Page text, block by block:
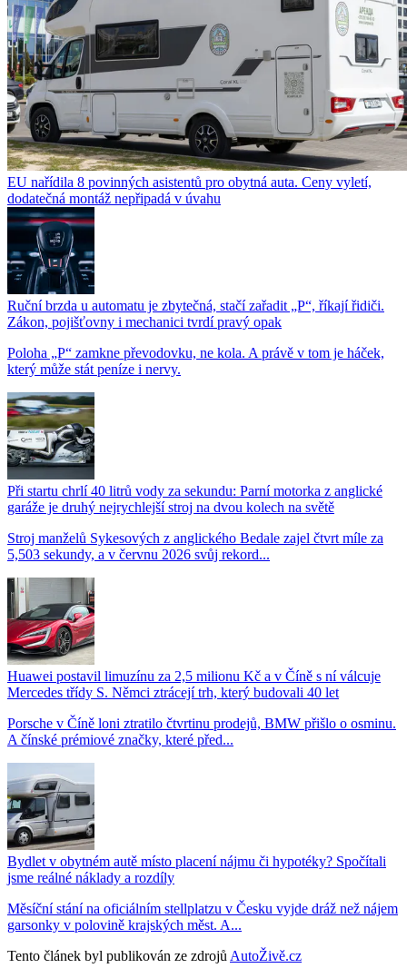
EU nařídila 8 povinných asistentů pro obytná auta. Ceny vyletí,
dodatečná montáž nepřipadá v úvahu
Ruční brzda u automatu je zbytečná, stačí zařadit „P“, říkají řidiči.
Zákon, pojišťovny i mechanici tvrdí pravý opak
Poloha „P“ zamkne převodovku, ne kola. A právě v tom je háček,
který může stát peníze i nervy.
Při startu chrlí 40 litrů vody za sekundu: Parní motorka z anglické
garáže je druhý nejrychlejší stroj na dvou kolech na světě
Stroj manželů Sykesových z anglického Bedale zajel čtvrt míle za
5,503 sekundy, a v červnu 2026 svůj rekord...
Huawei postavil limuzínu za 2,5 milionu Kč a v Číně s ní válcuje
Mercedes třídy S. Němci ztrácejí trh, který budovali 40 let
Porsche v Číně loni ztratilo čtvrtinu prodejů, BMW přišlo o osminu.
A čínské prémiové značky, které před...
Bydlet v obytném autě místo placení nájmu či hypotéky? Spočítali
jsme reálné náklady a rozdíly
Měsíční stání na oficiálním stellplatzu v Česku vyjde dráž než nájem
garsonky v polovině krajských měst. A...
Tento článek byl publikován ze zdrojůAutoŽivě.cz